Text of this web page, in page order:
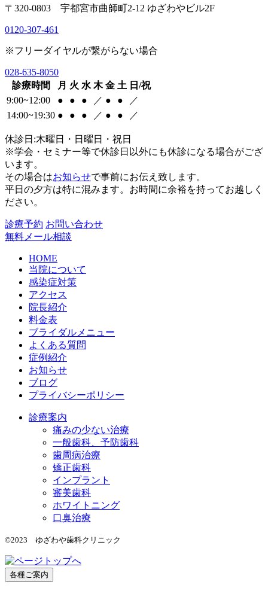
〒320-0803 宇都宮市曲師町2-12 ゆざわやビル2F
0120-307-461
※フリーダイヤルが繋がらない場合
028-635-8050
診療時間
月 火 水 木 金 土 日/祝
9:00~12:00
● ● ● ／ ● ●
／
14:00~19:30 ● ● ● ／ ● ● ／
休診日:木曜日・日曜日・祝日
※学会・セミナー等で休診日以外にも休診になる場合がござ
います。
その場合はお知らせで事前にお伝え致します。
平日の夕方は特に混みます。お時間に余裕を持ってお越しく
ださい。
診療予約 お問い合わせ
無料メール相談
HOME
当院について
感染症対策
アクセス
院長紹介
料金表
ブライダルメニュー
よくある質問
症例紹介
お知らせ
ブログ
プライバシーポリシー
診療案内
痛みの少ない治療
一般歯科、予防歯科
歯周病治療
矯正歯科
インプラント
審美歯科
ホワイトニング
口臭治療
©2023 ゆざわや歯科クリニック
各種ご案内